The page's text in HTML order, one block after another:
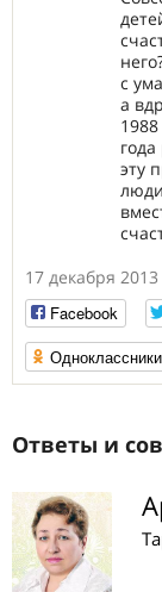
с
а
эту
17 декабря
Facebook
Одноклассники
Ответы и